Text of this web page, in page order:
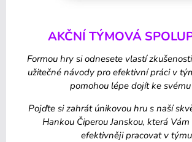
AKČNÍ TÝMOVÁ
Formou hry si odnesete vlastí
užitečné návody pro efektivní práci v
pomohou lépe dojít ke svému
Pojďte si zahrát únikovou hru s naší
Hankou Čiperou Janskou, která Vám
efektivněji pracovat v